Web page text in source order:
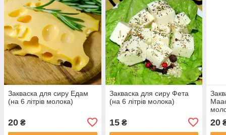
Закваска для сиру Едам
(на 6 літрів молока)
20 ₴
Закваска для сиру Фета
(на 6 літрів молока)
15₴ 20